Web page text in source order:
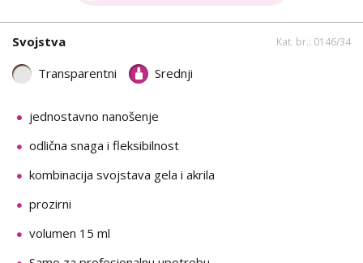
Svojstva Kat. br.: 0146/34
Transparentni Srednji
jednostavno nanošenje
odlična snaga i fleksibilnost
kombinacija svojstava gela i akrila
prozirni
volumen 15 ml